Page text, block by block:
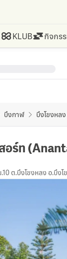
KLUB กิจกร
บึงกาฬ บึงโขงหลง
อร์ท
ต.บึงโขงหลง อ.บึง